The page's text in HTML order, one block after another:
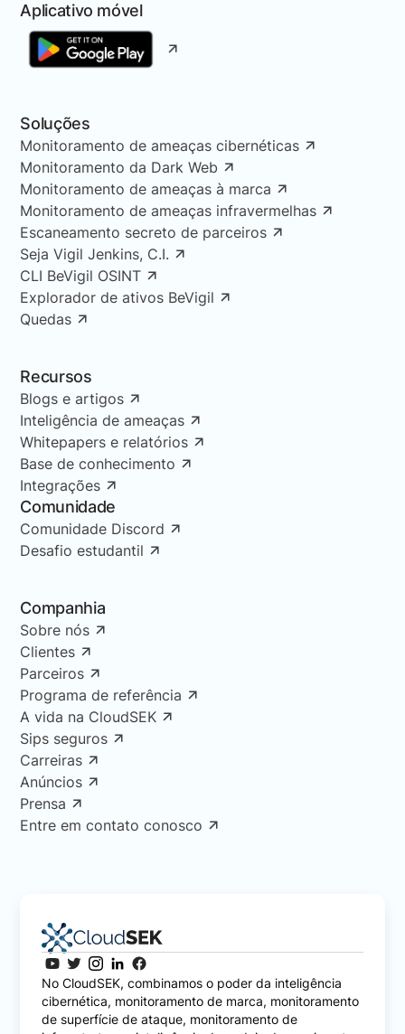
Aplicativo móvel
Soluções
Monitoramento de ameaças cibernéticas
Monitoramento da Dark Web
Monitoramento de ameaças à marca
Monitoramento de ameaças infravermelhas
Escaneamento secreto de parceiros
Seja Vigil Jenkins, C.I.
CLI BeVigil OSINT
Explorador de ativos BeVigil
Quedas
Recursos
Blogs e artigos
Inteligência de ameaças
Whitepapers e relatórios
Base de conhecimento
Integrações
Comunidade
Comunidade Discord
Desafio estudantil
Companhia
Sobre nós
Clientes
Parceiros
Programa de referência
A vida na CloudSEK
Sips seguros
Carreiras
Anúncios
Prensa
Entre em contato conosco
No CloudSEK, combinamos o poder da inteligência
cibernética, monitoramento de marca, monitoramento
de superfície de ataque, monitoramento de